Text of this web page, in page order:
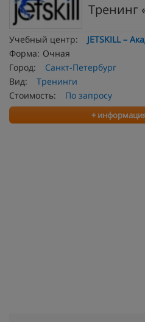
Тренинг
Учебный центр:
JETSKILL –
Форма: Очная
Город:
Санкт-Петербург
Вид:
Тренинги
Стоимость:
По запросу
+